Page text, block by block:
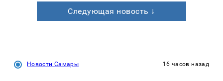
Следующая новость ↓
Новости Самары 16 часов назад